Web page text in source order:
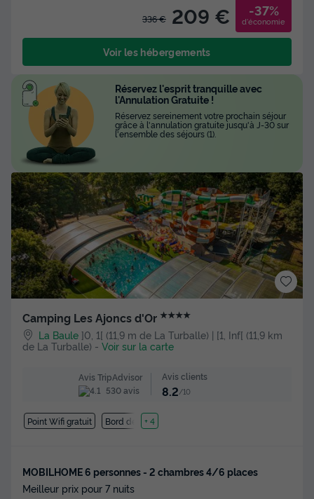
336 € 209 € -37%
d'économie
Voir les hébergements
Camping Les Ajoncs d'Or ★★★★
La Baule ]0, 1[ (11,9 m de La Turballe) | [1, Inf[ (11,9 km
de La Turballe) - Voir sur la carte
Avis TripAdvisor
530 avis
Avis clients
8.2/10
Point Wifi gratuit Bord de mer
+ 4
MOBILHOME 6 personnes - 2 chambres 4/6 places
Meilleur prix pour 7 nuits
Réservez l'esprit tranquille avec
l'Annulation Gratuite !
Réservez sereinement votre prochain séjour
grâce à l'annulation gratuite jusqu'à J-30 sur
l'ensemble des séjours (1).